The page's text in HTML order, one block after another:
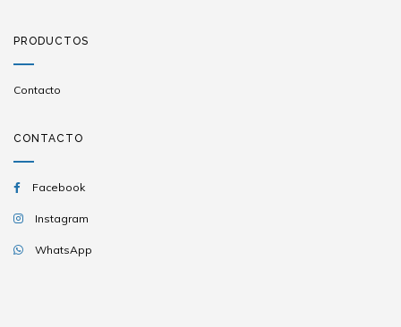
PRODUCTOS
Contacto
CONTACTO
Facebook
Instagram
WhatsApp